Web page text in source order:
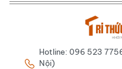
Hotline: 096 523
Nội)